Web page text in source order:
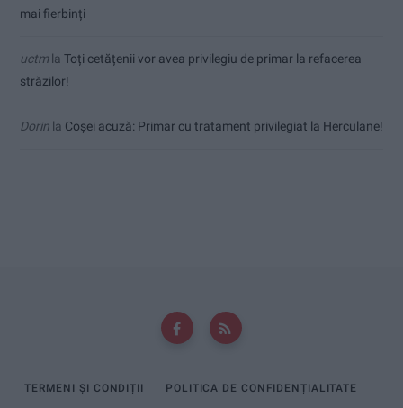
mai fierbinți
uctmla Toți cetățenii vor avea privilegiu de primar la refacerea
străzilor!
Dorin la Coșei acuză: Primar cu tratament privilegiat la Herculane!
TERMENI ȘI CONDIȚII POLITICA DE CONFIDENȚIALITATE